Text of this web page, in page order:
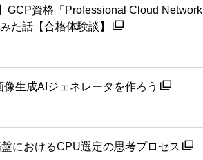
GCP資格「Professional Cloud Network
た話【合格体験談】
像生成AIジェネレータを作ろう
におけるCPU選定の思考プロセス